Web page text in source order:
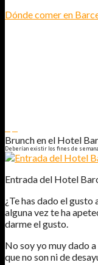
Dónde comer en
Brunch en el Hotel
Deberían existir los fines de semana
Entrada del Hotel
¿Te has dado el gusto
alguna vez te ha
darme el gusto.
No soy yo muy dado
que no son ni de